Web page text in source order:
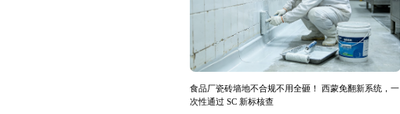
食品厂瓷砖墙地不合规不用全砸！ 西蒙免翻新系统，一
次性通过 SC 新标核查